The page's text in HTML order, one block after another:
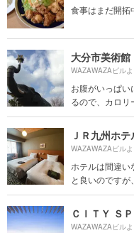
食事はまだ開拓
大分市美術館
WAZAWAZAビル
お腹がいっぱい
るので、カロリ
ＪＲ九州ホ
WAZAWAZAビル
ホテルは間違い
と良いのですが
ＣＩＴＹ Ｓ
WAZAWAZAビル